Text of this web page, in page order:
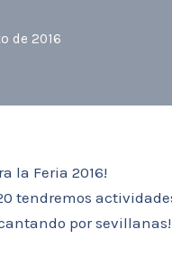
de 2016
la Feria 2016!
tendremos
por sevillanas!